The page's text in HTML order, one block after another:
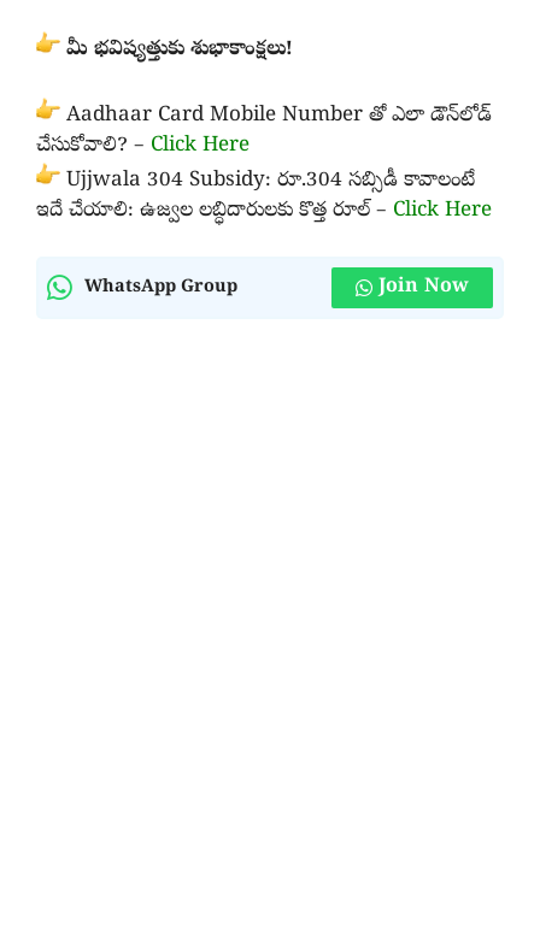
మీ భవిష్యత్తుకు శుభాకాంక్షలు!
Aadhaar Card Mobile Number తో ఎలా డౌన్‌లోడ్
చేసుకోవాలి? – Click Here
Ujjwala 304 Subsidy: రూ.304 సబ్సిడీ కావాలంటే
ఇదే చేయాలి: ఉజ్వల లబ్ధిదారులకు కొత్త రూల్ – Click Here
WhatsApp Group Join Now